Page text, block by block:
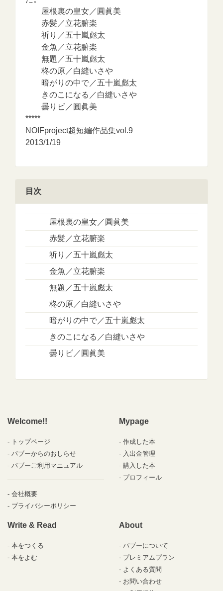
屋根裏の皇女／圓眞美
赤髪／立花腑楽
祈り／五十嵐彪太
金魚／立花腑楽
無題／五十嵐彪太
柊の原／白縫いさや
暗がりの中で／五十嵐彪太
きのこになる／白縫いさや
曇りビ／圓眞美
*****
NOIFproject超短編作品集vol.9
2013/1/19
目次
屋根裏の皇女／圓眞美
赤髪／立花腑楽
祈り／五十嵐彪太
金魚／立花腑楽
無題／五十嵐彪太
柊の原／白縫いさや
暗がりの中で／五十嵐彪太
きのこになる／白縫いさや
曇りビ／圓眞美
Welcome!!
トップページ
パブーからのおしらせ
パブーご利用マニュアル
会社概要
プライバシーポリシー
Mypage
作成した本
入出金管理
購入した本
プロフィール
Write & Read
本をつくる
本をよむ
About
パブーについて
プレミアムプラン
よくある質問
お問い合わせ